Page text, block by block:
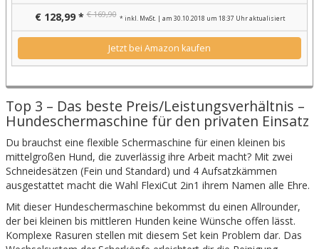
€ 128,99 * € 169,90 * inkl. MwSt. | am 30.10.2018 um 18:37 Uhr aktualisiert
Jetzt bei Amazon kaufen
Top 3 – Das beste Preis/Leistungsverhältnis –
Hundeschermaschine für den privaten Einsatz
Du brauchst eine flexible Schermaschine für einen kleinen bis
mittelgroßen Hund, die zuverlässig ihre Arbeit macht? Mit zwei
Schneidesätzen (Fein und Standard) und 4 Aufsatzkämmen
ausgestattet macht die Wahl FlexiCut 2in1 ihrem Namen alle Ehre.
Mit dieser Hundeschermaschine bekommst du einen Allrounder,
der bei kleinen bis mittleren Hunden keine Wünsche offen lässt.
Komplexe Rasuren stellen mit diesem Set kein Problem dar. Das